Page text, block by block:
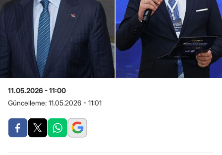
11.05.2026 - 11:00
Güncelleme: 11.05.2026 - 11:01